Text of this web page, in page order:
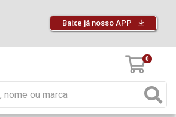
Baixe já nosso APP
0